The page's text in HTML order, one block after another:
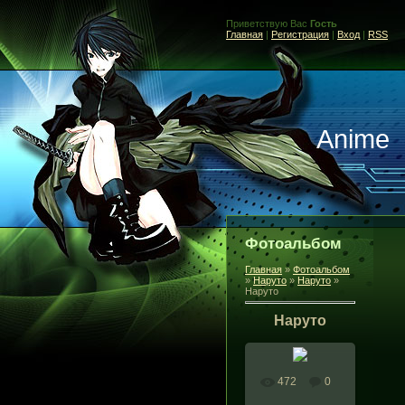
Приветствую Вас Гость
Главная | Регистрация | Вход | RSS
Anime
Фотоальбом
Главная » Фотоальбом
»Наруто » Наруто »
Наруто
Наруто
472 0